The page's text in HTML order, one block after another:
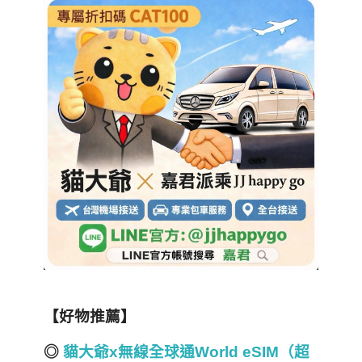
【好物推薦】
◎ 貓大爺x無線全球通World eSIM （超